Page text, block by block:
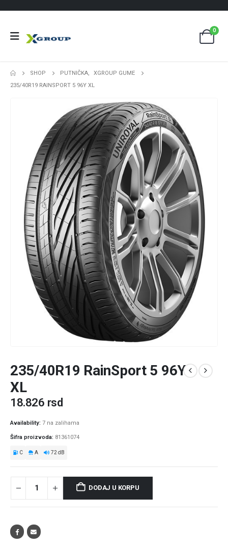
0
SHOP PUTNIČKA,
XGROUP GUME
235/40R19 RAINSPORT 5 96Y XL
235/40R19 RainSport 5 96Y
XL
18.826 rsd
Availability: 7 na zalihama
Šifra proizvoda: 81361074
C A 72 dB
DODAJ U KORPU